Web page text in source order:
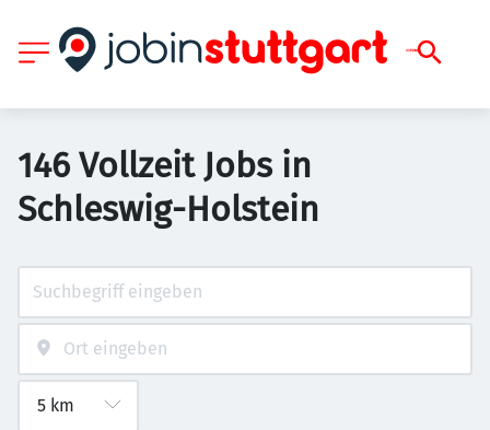
146 Vollzeit Jobs in
Schleswig-Holstein